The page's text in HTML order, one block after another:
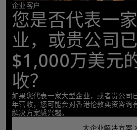
企业客户
您是否代表一
业，或贵公司
$1,000万美元
收？
如果您代表一家大型企业，或者贵公司
年营收，您可能会对香港伦敦奕资咨询
解决方案感兴趣。
大企业解决方案